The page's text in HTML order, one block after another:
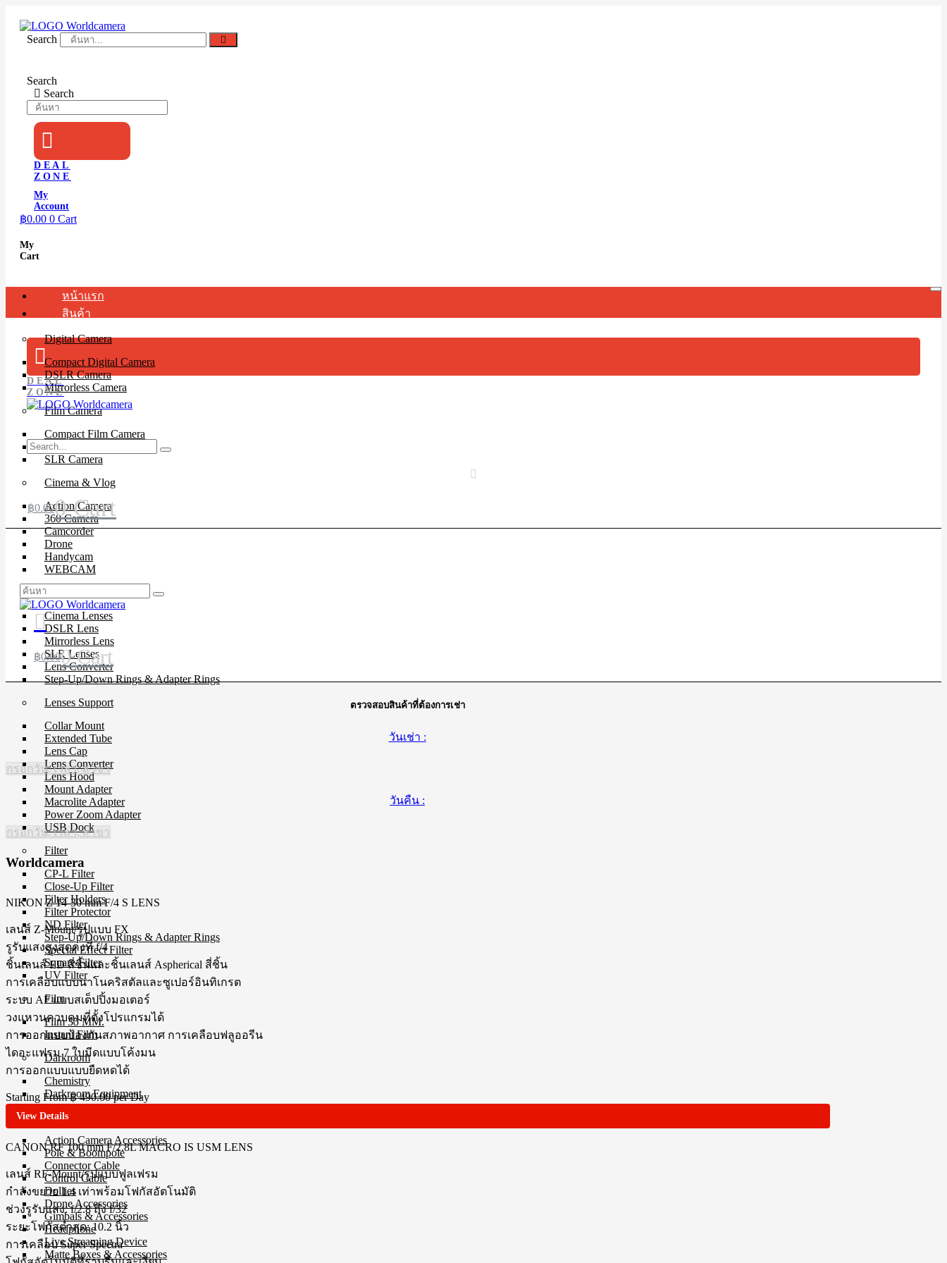
contentSearch
Search
Search
DEAL
ZONE
My
Account
฿0.00 0 Cart
My
Cart
หน้าแรก
สินค้า
Digital Camera
Compact Digital Camera
DSLR Camera
Mirrorless Camera
Film Camera
Compact Film Camera
Instant Camera
SLR Camera
Cinema & Vlog
Action Camera
360 Camera
Camcorder
Drone
Handycam
WEBCAM
Lenses
Cinema Lenses
DSLR Lens
Mirrorless Lens
SLR Lenses
Lens Converter
Step-Up/Down Rings & Adapter Rings
Lenses Support
Collar Mount
Extended Tube
Lens Cap
Lens Converter
Lens Hood
Mount Adapter
Macrolite Adapter
Power Zoom Adapter
USB Dock
Filter
CP-L Filter
Close-Up Filter
Filter Holders
Filter Protector
ND Filter
Step-Up/Down Rings & Adapter Rings
Special Effect Filter
Square Filter
UV Filter
Film
Film 35 MM.
Instant Film
Darkroom
Chemistry
Darkroom Equipment
Video Making Gear
Action Camera Accessories
Pole & Boompole
Connector Cable
Control Cable
Dollies
Drone Accessories
Gimbals & Accessories
Headphone
Live Streaming Device
Matte Boxes & Accessories
DEAL
ZONE
฿0.000 Cart
฿0.000 Cart
ตรวจสอบสินค้าที่ต้องการเช่า
วันเช่า :
กรอกวัน, เวลา, สาขา
วันคืน :
กรอกวัน, เวลา, สาขา
Worldcamera
NIKON Z 14-30 mm F/4 S LENS
เลนส์ Z-Mount/รูปแบบ FX
รูรับแสงสูงสุดคงที่ f/4
ชิ้นเลนส์ ED สี่ชิ้นและชิ้นเลนส์ Aspherical สี่ชิ้น
การเคลือบแบบนาโนคริสตัลและซูเปอร์อินทิเกรต
ระบบ AF แบบสเต็ปปิ้งมอเตอร์
วงแหวนควบคุมที่ตั้งโปรแกรมได้
การออกแบบป้องกันสภาพอากาศ การเคลือบฟลูออรีน
ไดอะแฟรม 7 ใบมีดแบบโค้งมน
การออกแบบแบบยืดหดได้
Starting From ฿ 490.00 per Day
View Details
CANON RF 100 mm F/2.8L MACRO IS USM LENS
เลนส์ RF-Mount/รูปแบบฟูลเฟรม
กำลังขยาย 1.4 เท่าพร้อมโฟกัสอัตโนมัติ
ช่วงรูรับแสง: f/2.8 ถึง f/32
ระยะโฟกัสต่ำสุด: 10.2 นิ้ว
การเคลือบ Super Spectra